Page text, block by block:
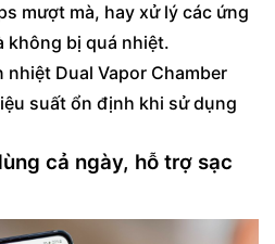
mượt mà, hay xử lý các ứng
không bị quá nhiệt.
Dual Vapor Chamber
suất ổn định khi sử dụng
cả ngày, hỗ trợ sạc